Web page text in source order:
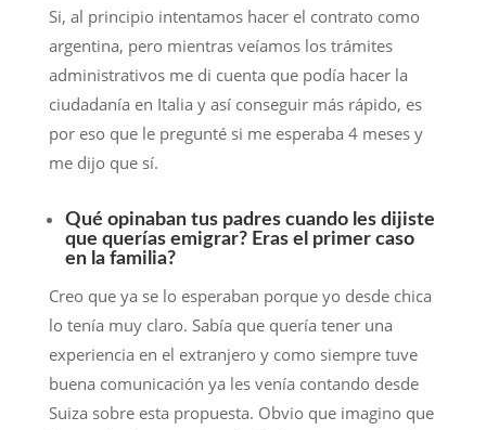
Si, al principio intentamos hacer el contrato como
argentina, pero mientras veíamos los trámites
administrativos me di cuenta que podía hacer la
ciudadanía en Italia y así conseguir más rápido, es
por eso que le pregunté si me esperaba 4 meses y
me dijo que sí.
Qué opinaban tus padres cuando les dijiste
que querías emigrar? Eras el primer caso
en la familia?
Creo que ya se lo esperaban porque yo desde chica
lo tenía muy claro. Sabía que quería tener una
experiencia en el extranjero y como siempre tuve
buena comunicación ya les venía contando desde
Suiza sobre esta propuesta. Obvio que imagino que